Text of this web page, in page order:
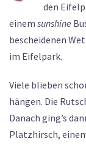
den
einem sunshine
bescheidenen
im Eifelpark.
Viele blieben
hängen. Die
Danach ging’s
Platzhirsch,